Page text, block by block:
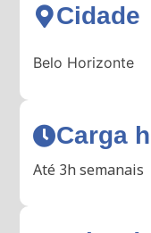
Cidade
Belo Horizonte
Carga
Até 3h semanais